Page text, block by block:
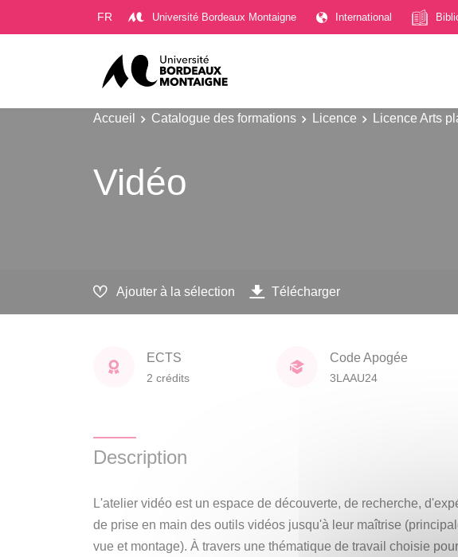
FR Université Bordeaux Montaigne International
Accueil Catalogue des formations Licence Licence Arts
Vidéo
Ajouter à la sélection Télécharger
ECTS
2 crédits
Code Apogée
3LAAU24
Description
L'atelier vidéo est un espace de découverte, de recherche,
de prise en main des outils vidéos jusqu'à leur maîtrise
vue et montage). À travers une thématique de travail choisie